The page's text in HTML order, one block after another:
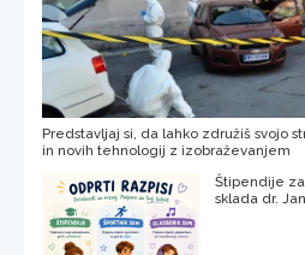
Predstavljaj si, da lahko združiš svojo
in novih tehnologij z izobraževanjem
Štipendije
sklada dr.